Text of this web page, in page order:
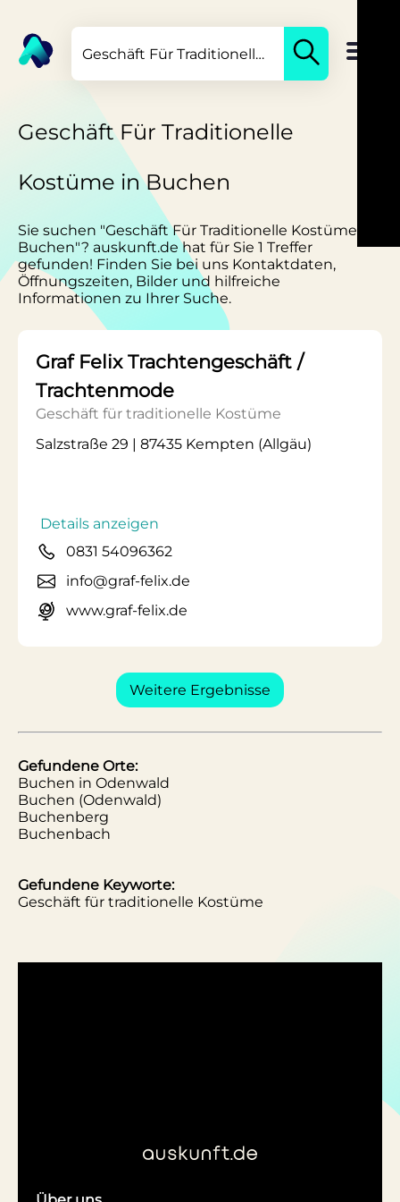
Geschäft Für Traditionelle
Kostüme in Buchen
Sie suchen "Geschäft Für Traditionelle Kostüme in
Buchen"? auskunft.de hat für Sie 1 Treffer
gefunden! Finden Sie bei uns Kontaktdaten,
Öffnungszeiten, Bilder und hilfreiche
Informationen zu Ihrer Suche.
Graf Felix Trachtengeschäft /
Trachtenmode
Geschäft für traditionelle Kostüme
Salzstraße 29 | 87435 Kempten (Allgäu)
Details anzeigen
0831 54096362
info@graf-felix.de
www.graf-felix.de
Weitere Ergebnisse
Gefundene Orte:
Buchen in Odenwald
Buchen (Odenwald)
Buchenberg
Buchenbach
Gefundene Keyworte:
Geschäft für traditionelle Kostüme